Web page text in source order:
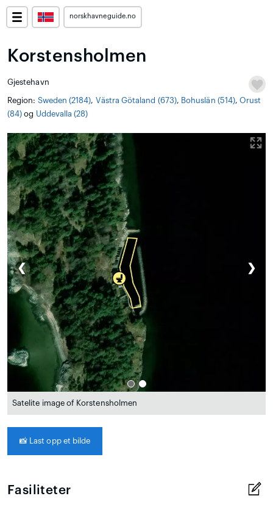
norskhavneguide.no
Korstensholmen
Gjestehavn
Region: Sweden (2184), Västra Götaland (673), Bohuslän (514),Orust
(84) og Uddevalla (28)
❮ ❯
Satelite image of Korstensholmen
📸 Last opp et bilde
Fasiliteter